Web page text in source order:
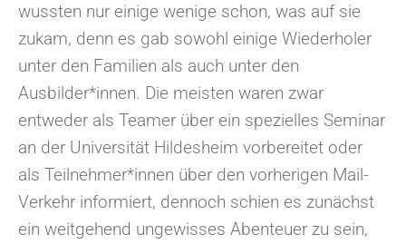
wussten nur einige wenige schon, was auf sie
zukam, denn es gab sowohl einige Wiederholer
unter den Familien als auch unter den
Ausbilder*innen. Die meisten waren zwar
entweder als Teamer über ein spezielles Seminar
an der Universität Hildesheim vorbereitet oder
als Teilnehmer*innen über den vorherigen Mail-
Verkehr informiert, dennoch schien es zunächst
ein weitgehend ungewisses Abenteuer zu sein,